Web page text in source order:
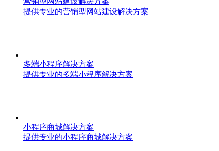
提供专业的营销型网站建设解决方案
多端小程序解决方案
提供专业的多端小程序解决方案
小程序商城解决方案
提供专业的小程序商城解决方案